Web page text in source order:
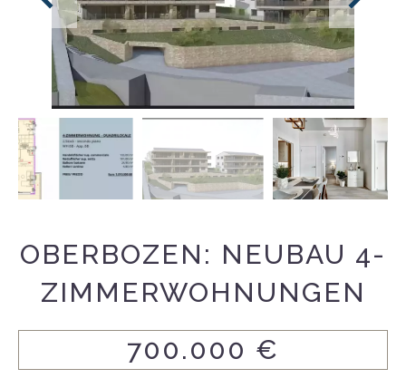
OBERBOZEN: NEUBAU 4-
ZIMMERWOHNUNGEN
700.000 €